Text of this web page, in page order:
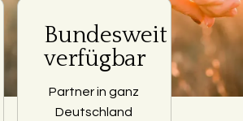
Bundesweit
verfügbar
Partner in ganz
Deutschland